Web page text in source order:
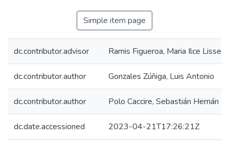
Simple item page
dc.contributor.advisor Ramis Figueroa, Maria Ilce Lisseth
dc.contributor.author Gonzales Zúñiga, Luis Antonio
dc.contributor.author Polo Caccire, Sebastián Hernán
dc.date.accessioned 2023-04-21T17:26:21Z